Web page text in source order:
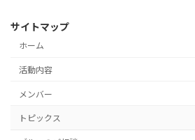
サイトマップ
ホーム
活動内容
メンバー
トピックス